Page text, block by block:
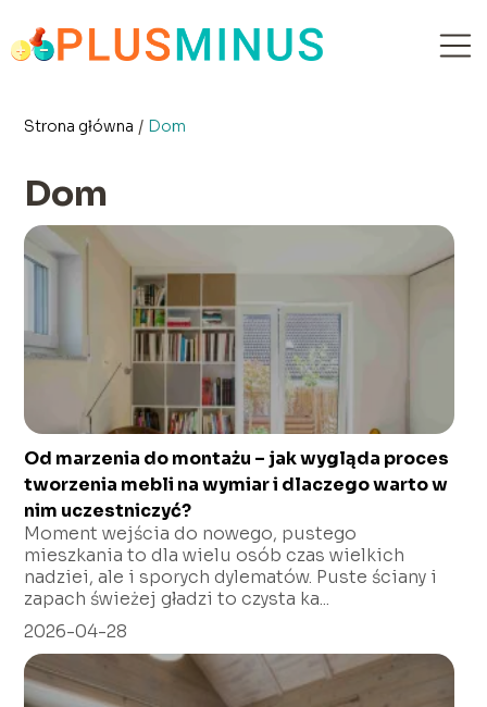
Strona główna / Dom
Dom
Od marzenia do montażu – jak wygląda proces
tworzenia mebli na wymiar i dlaczego warto w
nim uczestniczyć?
Moment wejścia do nowego, pustego
mieszkania to dla wielu osób czas wielkich
nadziei, ale i sporych dylematów. Puste ściany i
zapach świeżej gładzi to czysta ka...
2026-04-28